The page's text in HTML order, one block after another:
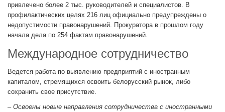
привлечено более 2 тыс. руководителей и специалистов. В
профилактических целях 216 лиц официально предупреждены о
недопустимости правонарушений. Прокуратора в прошлом году
начала дела по 254 фактам правонарушений.
Международное сотрудничество
Ведется работа по выявлению предприятий с иностранным
капиталом, стремящихся освоить белорусский рынок, либо
сохранить свое присутствие.
– Освоены новые направления сотрудничества с иностранными